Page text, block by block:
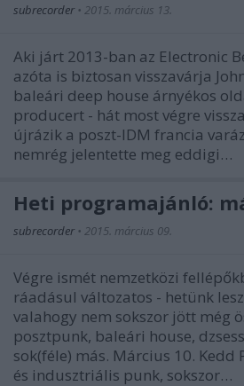
subrecorder • 2015. március 13.
Aki járt 2013-ban az Electronic
azóta is biztosan visszavárja
baleári deep house árnyékos
producert - hát most végre
újrázik a poszt-IDM francia
nemrég jelentette meg eddigi…
Heti programajánló:
subrecorder • 2015. március 09.
Végre ismét nemzetközi
ráadásul változatos - hetünk
valahogy nem sokszor jött még
posztpunk, baleári house,
sok(féle) más. Március 10. Kedd
és indusztriális punk, sokszor…